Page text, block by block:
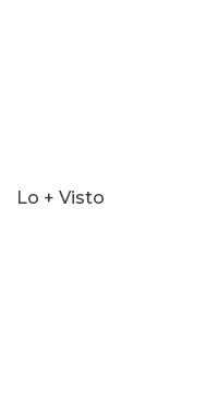
Lo + Visto